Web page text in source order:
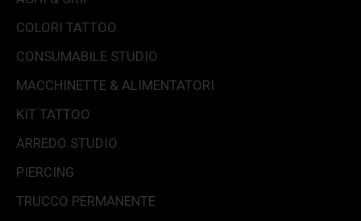
COLORI TATTOO
CONSUMABILE STUDIO
MACCHINETTE & ALIMENTATORI
KIT TATTOO
ARREDO STUDIO
PIERCING
TRUCCO PERMANENTE